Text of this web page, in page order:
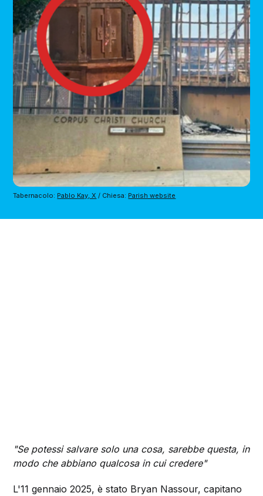
Tabernacolo: Pablo Kay, X / Chiesa: Parish website
"Se potessi salvare solo una cosa, sarebbe questa, in
modo che abbiano qualcosa in cui credere"
L'11 gennaio 2025, è stato Bryan Nassour, capitano